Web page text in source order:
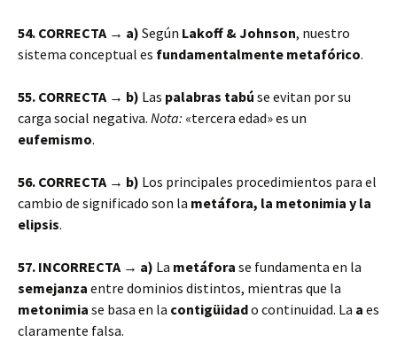
54. CORRECTA → a) Según Lakoff & Johnson, nuestro
sistema conceptual es fundamentalmente metafórico.
55. CORRECTA → b) Las palabras tabú se evitan por su
carga social negativa. Nota: «tercera edad» es un
eufemismo.
56. CORRECTA → b) Los principales procedimientos para el
cambio de significado son la metáfora, la metonimia y la
elipsis.
57. INCORRECTA → a) La metáfora se fundamenta en la
semejanza entre dominios distintos, mientras que la
metonimia se basa en la contigüidado continuidad. La a es
claramente falsa.